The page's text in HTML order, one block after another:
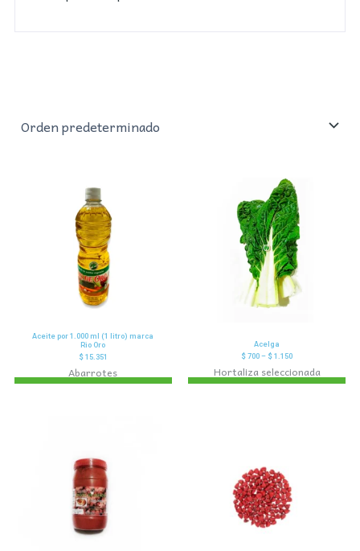
Aceite por 1.000 ml (1 litro) marca
Rio Oro
$15.351
Abarrotes
Acelga
$ 700 – $ 1.150
Hortaliza seleccionada